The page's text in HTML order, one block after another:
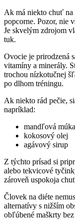
Ak má niekto chuť na
popcorne. Pozor, nie
Je skvelým zdrojom
tuk.
Ovocie je prirodzená
vitamíny a minerály.
trochou nízkotučnej
po dlhom tréningu.
Ak niekto rád pečie,
napríklad:
mandľová múka
kokosový olej
agávový sirup
Z týchto prísad si
alebo tekvicové
zároveň uspokoja
Človek na diéte
alternatívy s nižším
obľúbené maškrty